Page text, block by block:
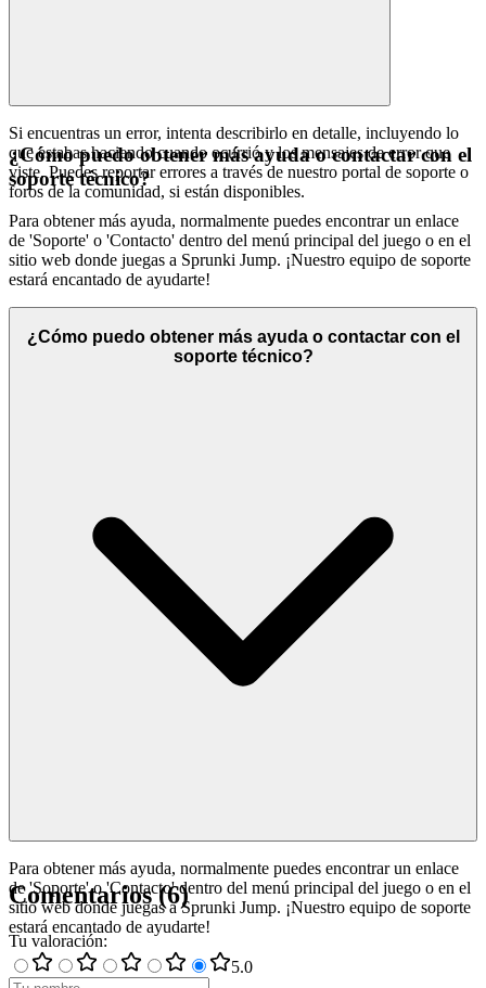
Si encuentras un error, intenta describirlo en detalle, incluyendo lo
que estabas haciendo cuando ocurrió y los mensajes de error que
viste. Puedes reportar errores a través de nuestro portal de soporte o
foros de la comunidad, si están disponibles.
¿Cómo puedo obtener más ayuda o contactar con el
soporte técnico?
Para obtener más ayuda, normalmente puedes encontrar un enlace
de 'Soporte' o 'Contacto' dentro del menú principal del juego o en el
sitio web donde juegas a Sprunki Jump. ¡Nuestro equipo de soporte
estará encantado de ayudarte!
¿Cómo puedo obtener más ayuda o contactar con el
soporte técnico?
Para obtener más ayuda, normalmente puedes encontrar un enlace
de 'Soporte' o 'Contacto' dentro del menú principal del juego o en el
sitio web donde juegas a Sprunki Jump. ¡Nuestro equipo de soporte
estará encantado de ayudarte!
Comentarios(6)
Tu valoración:
5.0